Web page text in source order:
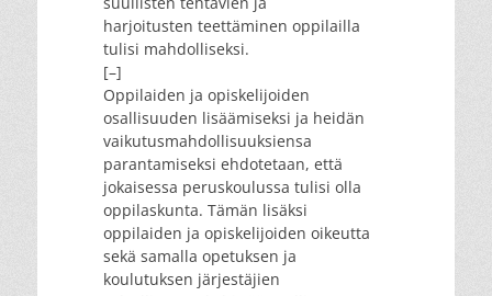
harjoitusten teettäminen oppilailla
tulisi mahdolliseksi.
[–]
Oppilaiden ja opiskelijoiden
osallisuuden lisäämiseksi ja heidän
vaikutus­mahdolli­suuksiensa
parantamiseksi ehdotetaan, että
jokaisessa perus­koulussa tulisi olla
oppilas­kunta. Tämän lisäksi
oppilaiden ja opiskeli­joiden oikeutta
sekä samalla opetuksen ja
koulutuksen järjestäjien